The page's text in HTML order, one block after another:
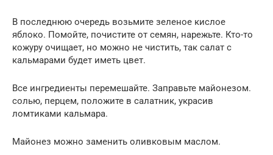
В последнюю очередь возьмите зеленое кислое
яблоко. Помойте, почистите от семян, нарежьте. Кто-то
кожуру очищает, но можно не чистить, так салат с
кальмарами будет иметь цвет.
Все ингредиенты перемешайте. Заправьте майонезом.
солью, перцем, положите в салатник, украсив
ломтиками кальмара.
Майонез можно заменить оливковым маслом.